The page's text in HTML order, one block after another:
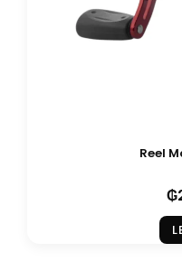
Reel
₲